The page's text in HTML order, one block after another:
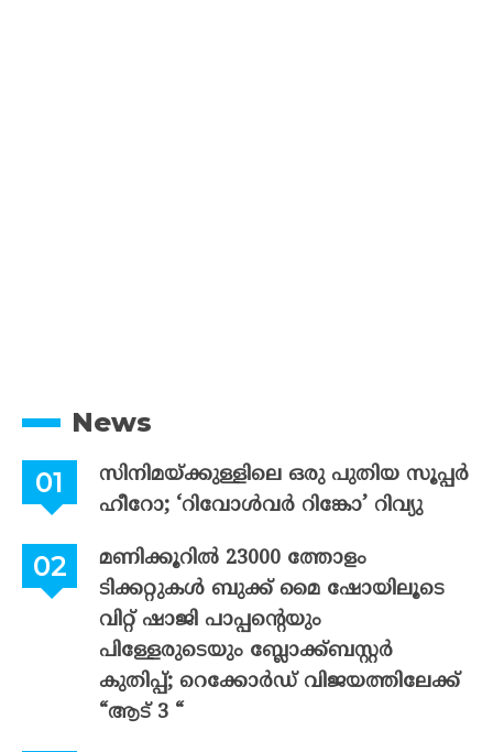
News
സിനിമയ്ക്കുള്ളിലെ ഒരു പുതിയ സൂപ്പർ
ഹീറോ; ‘റിവോൾവർ റിങ്കോ’ റിവ്യു
മണിക്കൂറിൽ 23000 ത്തോളം
ടിക്കറ്റുകൾ ബുക്ക് മൈ ഷോയിലൂടെ
വിറ്റ് ഷാജി പാപ്പന്റെയും
പിള്ളേരുടെയും ബ്ലോക്ക്ബസ്റ്റർ
കുതിപ്പ്; റെക്കോർഡ് വിജയത്തിലേക്ക്
“ആട് 3 “